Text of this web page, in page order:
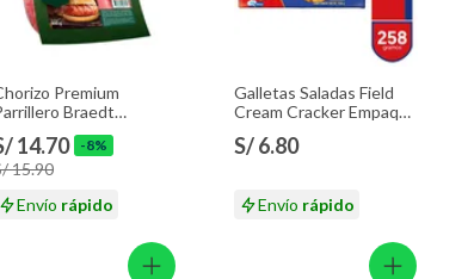
Premium
Braedt
Empaque 500 g
14.70 -8%
15.90
Envío rápido
Galletas Saladas Field
Cream Cracker Empaque
S/ 6.80
Envío rápido